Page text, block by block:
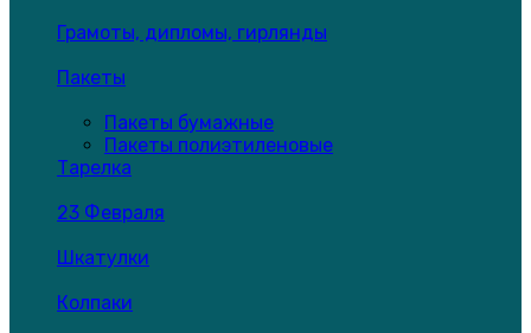
Грамоты, дипломы, гирлянды
Пакеты
Пакеты бумажные
Пакеты полиэтиленовые
Тарелка
23 Февраля
Шкатулки
Колпаки